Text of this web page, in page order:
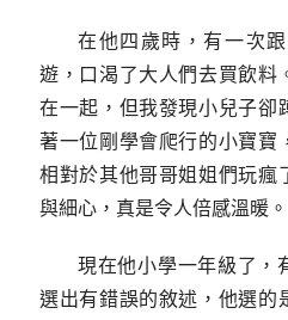
在他四歲時，有一次
遊，口渴了大人們去買飲料
在一起，但我發現小兒子卻
著一位剛學會爬行的小寶寶
相對於其他哥哥姐姐們玩瘋
與細心，真是令人倍感溫暖。
現在他小學一年級了，
選出有錯誤的敘述，他選的